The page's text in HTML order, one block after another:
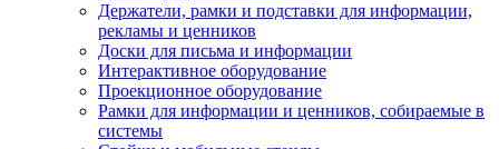
Держатели, рамки и подставки для информации,
рекламы и ценников
Доски для письма и информации
Интерактивное оборудование
Проекционное оборудование
Рамки для информации и ценников, собираемые в
системы